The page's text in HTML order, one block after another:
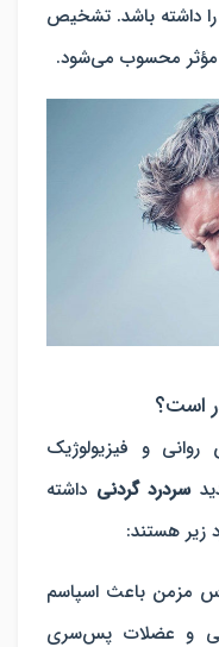
داشته باشد. تشخیص
مؤثر محسوب می‌شود.
است؟
و فیزیولوژیک
سردرد گردنی داشته
زیر هستند:
مزمن باعث اسپاسم
و عضلات پس‌سری